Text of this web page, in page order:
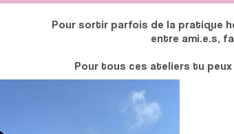
Pour sortir parfois de la pratique
entre ami.e.s,
Pour tous ces ateliers tu